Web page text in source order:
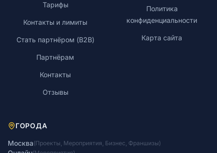
Тарифы
Контакты и лимиты
Стать партнёром (B2B)
Партнёрам
Контакты
Отзывы
Политика
конфиденциальности
Карта сайта
ГОРОДА
Москва(Проекты, Мероприятия, Бизнес, Франшизы)